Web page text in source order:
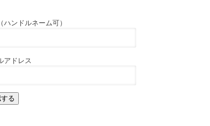
ハンドルネーム可）
アドレス